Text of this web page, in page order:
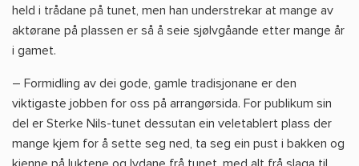
held i trådane på tunet, men han understrekar at mange av
aktørane på plassen er så å seie sjølvgåande etter mange år
i gamet.
– Formidling av dei gode, gamle tradisjonane er den
viktigaste jobben for oss på arrangørsida. For publikum sin
del er Sterke Nils-tunet dessutan ein veletablert plass der
mange kjem for å sette seg ned, ta seg ein pust i bakken og